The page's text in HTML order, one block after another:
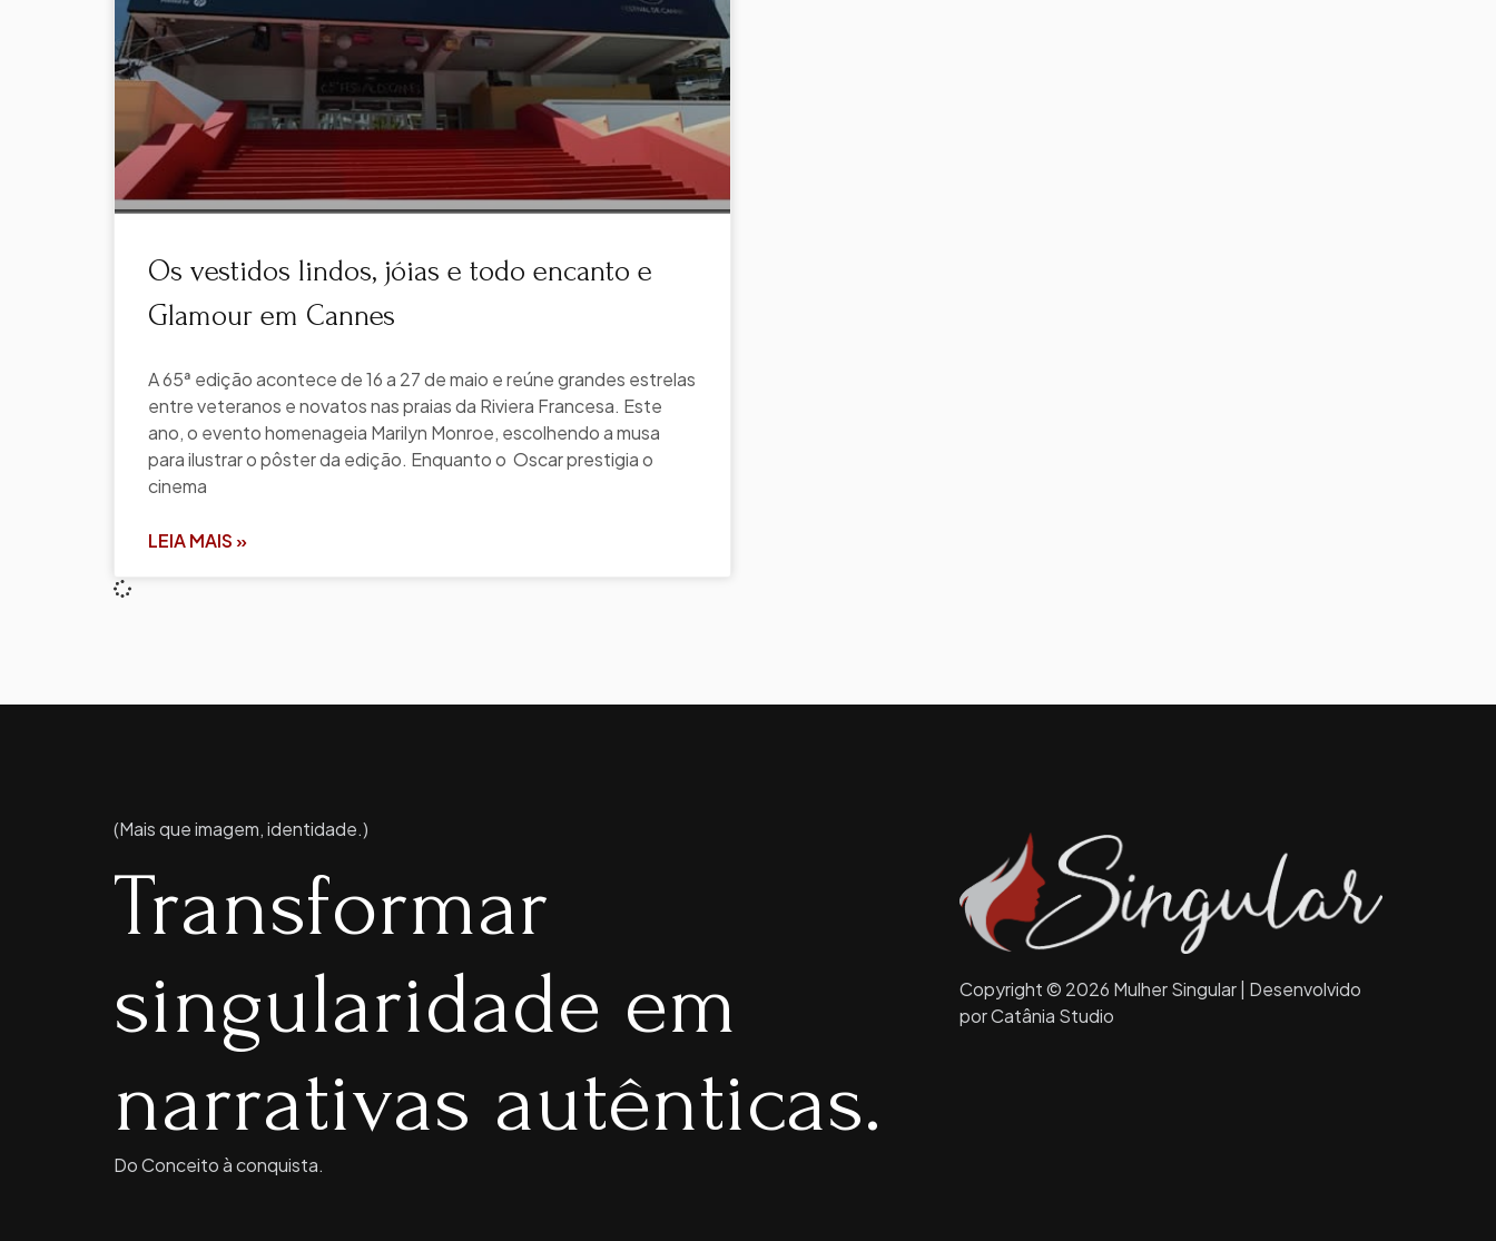
Os vestidos lindos, jóias e todo encanto e
Glamour em Cannes
A 65ª edição acontece de 16 a 27 de maio e reúne grandes estrelas
entre veteranos e novatos nas praias da Riviera Francesa. Este
ano, o evento homenageia Marilyn Monroe, escolhendo a musa
para ilustrar o pôster da edição. Enquanto o Oscar prestigia o
cinema
LEIA MAIS »
(Mais que imagem, identidade.)
Transformar
singularidade em
narrativas autênticas.
Do Conceito à conquista.
Copyright © 2026 Mulher Singular | Desenvolvido
por Catânia Studio